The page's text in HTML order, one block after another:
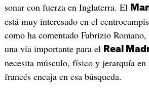
sonar con fuerza en Inglaterra. El
está muy interesado en el
como ha comentado Fabrizio
una vía importante para el Real
necesita músculo, físico y jerarquía
francés encaja en esa búsqueda.